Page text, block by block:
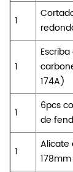
1
1
174A)
1
6pcs
de
1
Alicate
178mm